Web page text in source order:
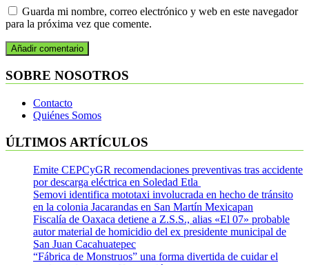
Guarda mi nombre, correo electrónico y web en este navegador
para la próxima vez que comente.
SOBRE NOSOTROS
Contacto
Quiénes Somos
ÚLTIMOS ARTÍCULOS
Emite CEPCyGR recomendaciones preventivas tras accidente
por descarga eléctrica en Soledad Etla
Semovi identifica mototaxi involucrada en hecho de tránsito
en la colonia Jacarandas en San Martín Mexicapan
Fiscalía de Oaxaca detiene a Z.S.S., alias «El 07» probable
autor material de homicidio del ex presidente municipal de
San Juan Cacahuatepec
“Fábrica de Monstruos” una forma divertida de cuidar el